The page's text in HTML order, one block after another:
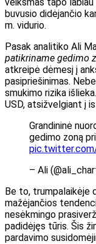
buvusio didėjančio
m. vidurio.
Pasak analitiko Ali
patikriname gedimo
atkreipė dėmesį į
pasipriešinimas.
smukimo rizika
USD, atsižvelgiant į
Grandininė
gedimo zoną
– Ali
Be to, trumpalaikėje
mažėjančios
nesėkmingo
padidėjęs tūris. Šis
pardavimo